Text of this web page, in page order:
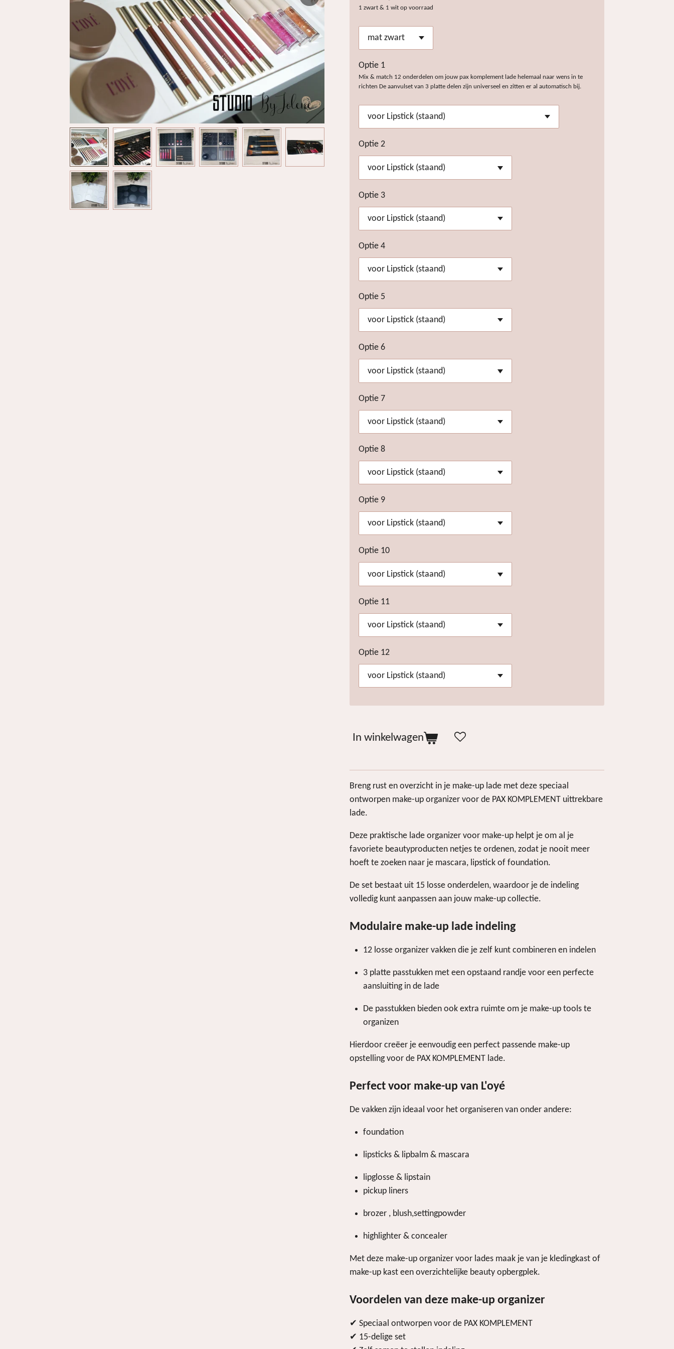
1 zwart & 1 wit op voorraad
Optie 1
Mix & match 12 onderdelen om jouw pax komplement lade helemaal naar wens in te
richten De aanvulset van 3 platte delen zijn universeel en zitten er al automatisch bij.
Optie 2
Optie 3
Optie 4
Optie 5
Optie 6
Optie 7
Optie 8
Optie 9
Optie 10
Optie 11
Optie 12
In winkelwagen
Breng rust en overzicht in je make-up lade met deze speciaal
ontworpen make-up organizer voor de PAX KOMPLEMENT uittrekbare
lade.
Deze praktische lade organizer voor make-up helpt je om al je
favoriete beautyproducten netjes te ordenen, zodat je nooit meer
hoeft te zoeken naar je mascara, lipstick of foundation.
De set bestaat uit 15 losse onderdelen, waardoor je de indeling
volledig kunt aanpassen aan jouw make-up collectie.
Modulaire make-up lade indeling
12 losse organizer vakken die je zelf kunt combineren en indelen
3 platte passtukken met een opstaand randje voor een perfecte
aansluiting in de lade
De passtukken bieden ook extra ruimte om je make-up tools te
organizen
Hierdoor creëer je eenvoudig een perfect passende make-up
opstelling voor de PAX KOMPLEMENT lade.
Perfect voor make-up van L'oyé
De vakken zijn ideaal voor het organiseren van onder andere:
foundation
lipsticks & lipbalm & mascara
lipglosse & lipstain
pickup liners
brozer , blush,settingpowder
highlighter & concealer
Met deze make-up organizer voor lades maak je van je kledingkast of
make-up kast een overzichtelijke beauty opbergplek.
Voordelen van deze make-up organizer
✔ Speciaal ontworpen voor de PAX KOMPLEMENT
✔ 15-delige set